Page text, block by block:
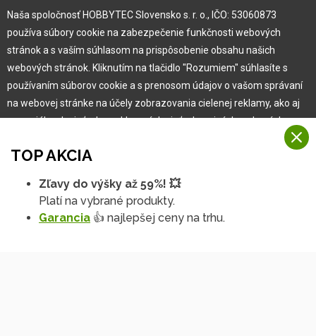
Pre zákazníka
Garancia najlepšej ceny
Užívateľský manuál
Reklamácia
TOP AKCIA
Zľavy do výšky až 59%! 💥
Platí na vybrané produkty.
Garancia 👍 najlepšej ceny na trhu.
Naša spoločnosť HOBBYTEC Slovensko s. r. o., IČO: 53060873
používa súbory cookie na zabezpečenie funkčnosti webových
stránok a s vaším súhlasom na prispôsobenie obsahu našich
webových stránok. Kliknutím na tlačidlo "Rozumiem" súhlasíte s
používaním súborov cookie a s prenosom údajov o vašom správaní
na webovej stránke na účely zobrazovania cielenej reklamy, ako aj
na sociálnych sieťach a reklamných sieťach na iných webových
Viac informácií
Na našich webových stránkach používame niekoľko kategórií
Rozumiem